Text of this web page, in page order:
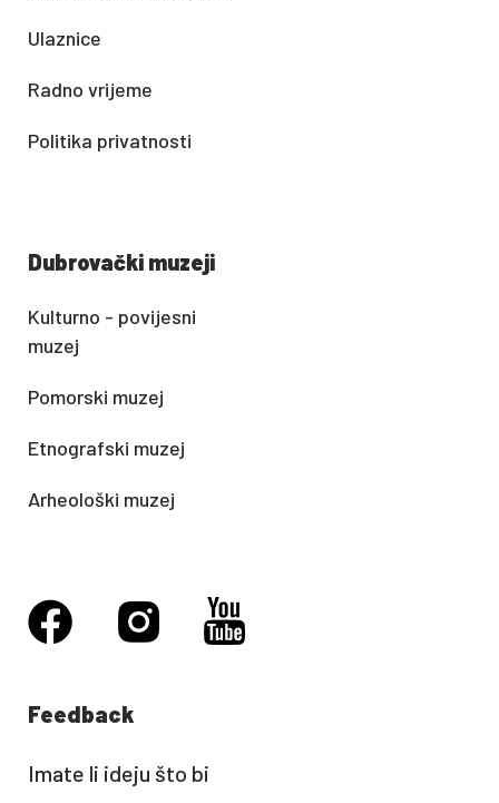
Ulaznice
Radno vrijeme
Politika privatnosti
Dubrovački muzeji
Kulturno - povijesni
muzej
Pomorski muzej
Etnografski muzej
Arheološki muzej
Feedback
Imate li ideju što bi